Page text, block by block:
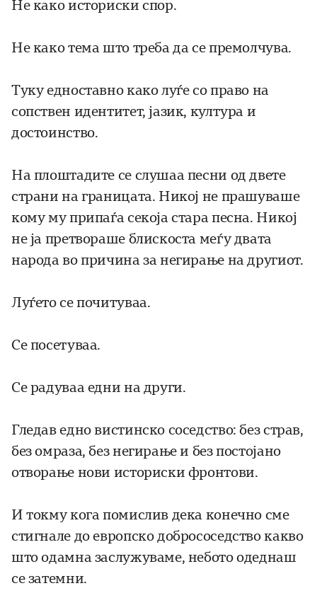
Не како историски спор.
Не како тема што треба да се премолчува.
Туку едноставно како луѓе со право на
сопствен идентитет, јазик, култура и
достоинство.
На плоштадите се слушаа песни од двете
страни на границата. Никој не прашуваше
кому му припаѓа секоја стара песна. Никој
не ја претвораше блискоста меѓу двата
народа во причина за негирање на другиот.
Луѓето се почитуваа.
Се посетуваа.
Се радуваа едни на други.
Гледав едно вистинско соседство: без страв,
без омраза, без негирање и без постојано
отворање нови историски фронтови.
И токму кога помислив дека конечно сме
стигнале до европско добрососедство какво
што одамна заслужуваме, небото одеднаш
се затемни.